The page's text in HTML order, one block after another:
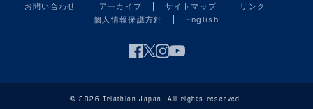
お問い合わせ アーカイブ サイトマップ
リンク
個人情報保護方針
English
© 2026 Triathlon Japan. All rights reserved.